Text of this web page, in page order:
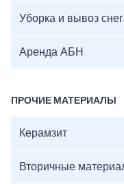
Уборка и вывоз
Аренда АБН
ПРОЧИЕ МАТЕРИАЛЫ
Керамзит
Вторичные